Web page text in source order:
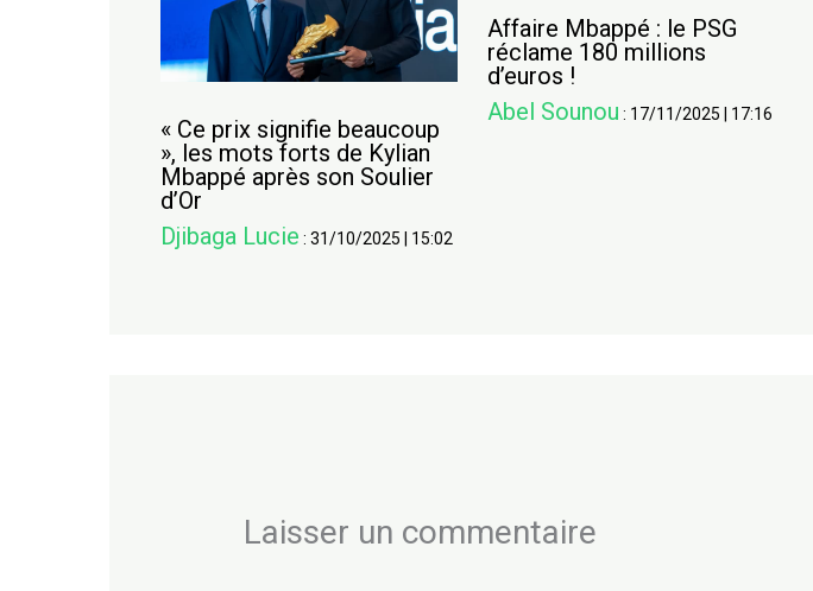
« Ce prix signifie beaucoup
», les mots forts de Kylian
Mbappé après son Soulier
d’Or
Djibaga Lucie : 31/10/2025 | 15:02
Affaire Mbappé : le PSG
réclame 180 millions
d’euros !
Abel Sounou : 17/11/2025 17:16
Laisser un commentaire